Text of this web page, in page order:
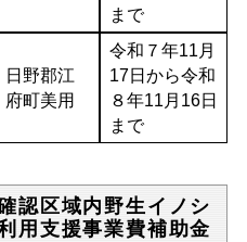
まで
日野郡江
府町美用
令和７年11月
17日から令和
８年11月16日
まで
認区域内野生イノシ
用支援事業費補助金